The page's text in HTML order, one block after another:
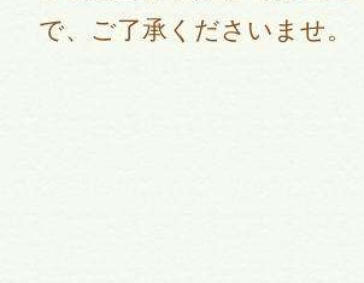
で、ご了承くださいませ。